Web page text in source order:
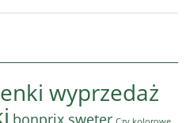
wyprzedaż
bonprix sweter